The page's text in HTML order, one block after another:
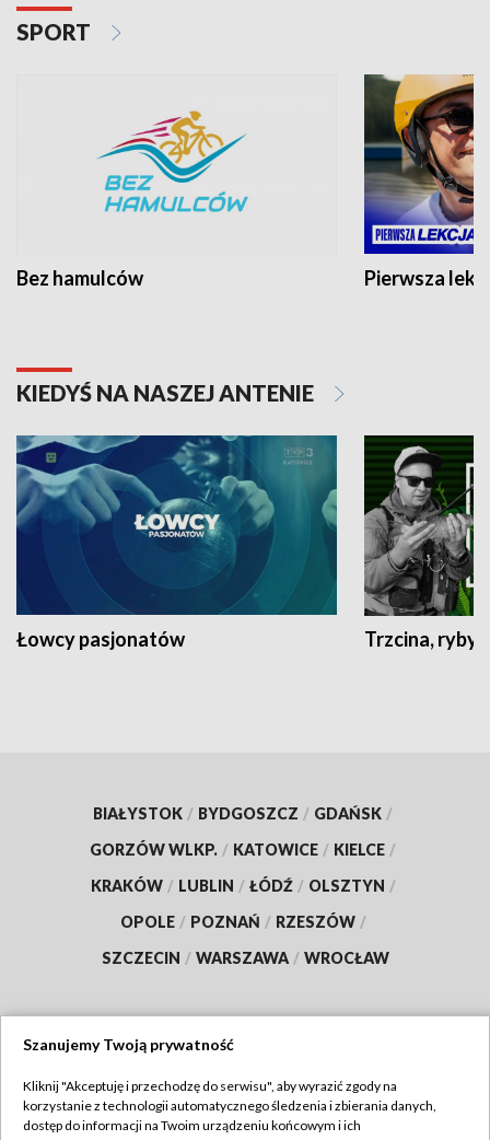
SPORT
Bez hamulców Pierwsza
KIEDYŚ NA NASZEJ ANTENIE
Łowcy pasjonatów Trzcina, ryby
BIAŁYSTOK / BYDGOSZCZ / GDAŃSK /
GORZÓW WLKP. / KATOWICE / KIELCE /
KRAKÓW / LUBLIN / ŁÓDŹ / OLSZTYN /
OPOLE / POZNAŃ / RZESZÓW /
SZCZECIN / WARSZAWA / WROCŁAW
TVP
Szanujemy Twoją prywatność
Kliknij "Akceptuję i przechodzę do serwisu", aby wyrazić zgody na
korzystanie z technologii automatycznego śledzenia i zbierania danych,
dostęp do informacji na Twoim urządzeniu końcowym i ich